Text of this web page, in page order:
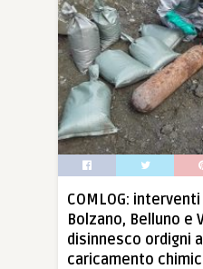
COMLOG: interventi
Bolzano, Belluno e
disinnesco ordigni
caricamento